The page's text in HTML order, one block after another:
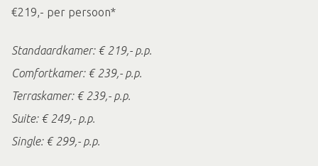
€219,- per persoon*
Standaardkamer: € 219,- p.p.
Comfortkamer: € 239,- p.p.
Terraskamer: € 239,- p.p.
Suite: € 249,- p.p.
Single: € 299,- p.p.